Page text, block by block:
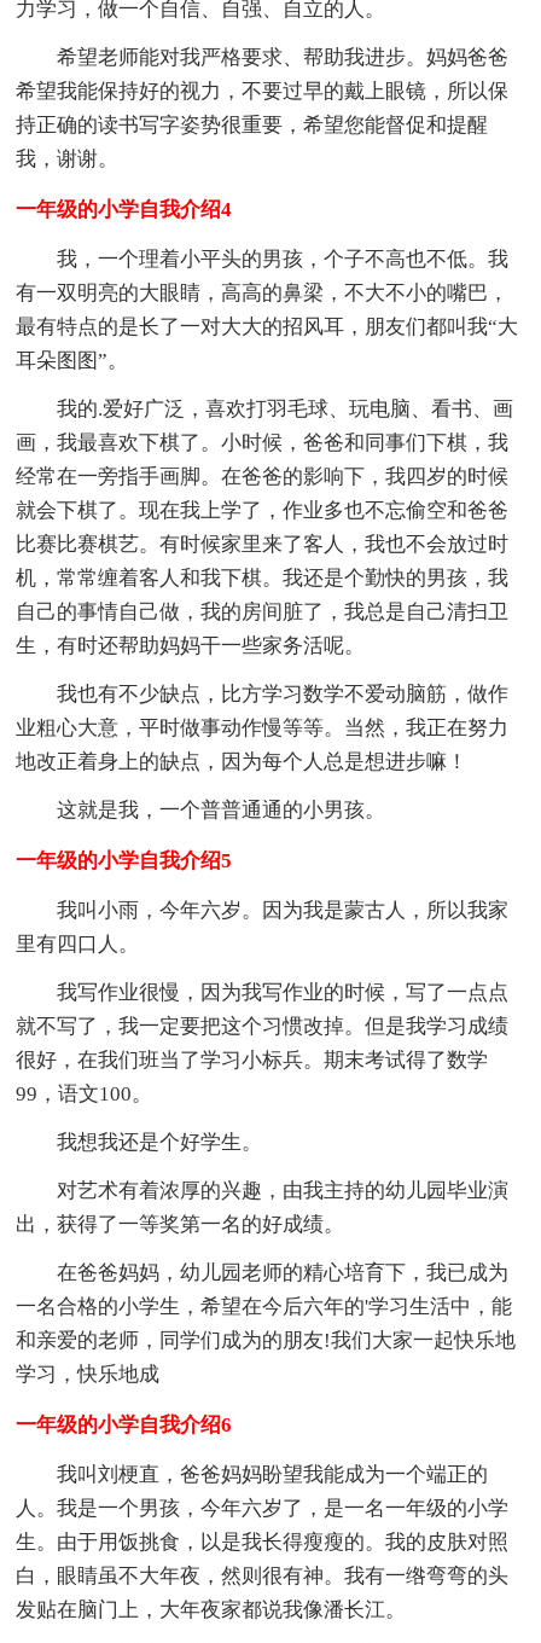
力学习，做一个自信、自强、自立的人。
希望老师能对我严格要求、帮助我进步。妈妈爸爸
希望我能保持好的视力，不要过早的戴上眼镜，所以保
持正确的读书写字姿势很重要，希望您能督促和提醒
我，谢谢。
一年级的小学自我介绍4
我，一个理着小平头的男孩，个子不高也不低。我
有一双明亮的大眼睛，高高的鼻梁，不大不小的嘴巴，
最有特点的是长了一对大大的招风耳，朋友们都叫我“大
耳朵图图”。
我的.爱好广泛，喜欢打羽毛球、玩电脑、看书、画
画，我最喜欢下棋了。小时候，爸爸和同事们下棋，我
经常在一旁指手画脚。在爸爸的影响下，我四岁的时候
就会下棋了。现在我上学了，作业多也不忘偷空和爸爸
比赛比赛棋艺。有时候家里来了客人，我也不会放过时
机，常常缠着客人和我下棋。我还是个勤快的男孩，我
自己的事情自己做，我的房间脏了，我总是自己清扫卫
生，有时还帮助妈妈干一些家务活呢。
我也有不少缺点，比方学习数学不爱动脑筋，做作
业粗心大意，平时做事动作慢等等。当然，我正在努力
地改正着身上的缺点，因为每个人总是想进步嘛！
这就是我，一个普普通通的小男孩。
一年级的小学自我介绍5
我叫小雨，今年六岁。因为我是蒙古人，所以我家
里有四口人。
我写作业很慢，因为我写作业的时候，写了一点点
就不写了，我一定要把这个习惯改掉。但是我学习成绩
很好，在我们班当了学习小标兵。期末考试得了数学
99，语文100。
我想我还是个好学生。
对艺术有着浓厚的兴趣，由我主持的幼儿园毕业演
出，获得了一等奖第一名的好成绩。
在爸爸妈妈，幼儿园老师的精心培育下，我已成为
一名合格的小学生，希望在今后六年的'学习生活中，能
和亲爱的老师，同学们成为的朋友!我们大家一起快乐地
学习，快乐地成
一年级的小学自我介绍6
我叫刘梗直，爸爸妈妈盼望我能成为一个端正的
人。我是一个男孩，今年六岁了，是一名一年级的小学
生。由于用饭挑食，以是我长得瘦瘦的。我的皮肤对照
白，眼睛虽不大年夜，然则很有神。我有一绺弯弯的头
发贴在脑门上，大年夜家都说我像潘长江。